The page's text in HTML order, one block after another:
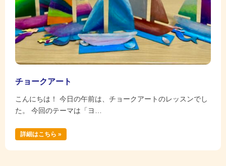
チョークアート
こんにちは！ 今日の午前は、チョークアートのレッスンでし
た。 今回のテーマは「ヨ…
詳細はこちら »